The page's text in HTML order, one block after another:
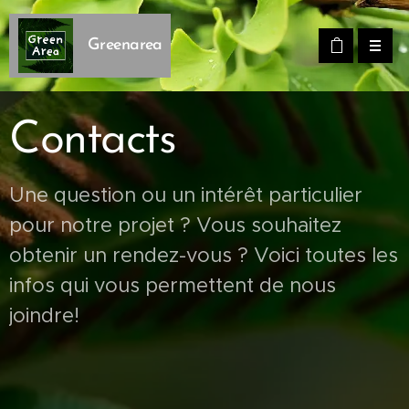
Greenarea
Contacts
Une question ou un intérêt particulier
pour notre projet ? Vous souhaitez
obtenir un rendez-vous ? Voici toutes les
infos qui vous permettent de nous
joindre!